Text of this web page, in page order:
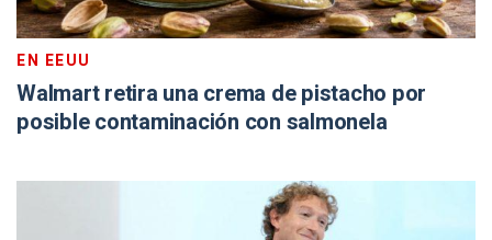
EN EEUU
Walmart retira una crema de pistacho por
posible contaminación con salmonela